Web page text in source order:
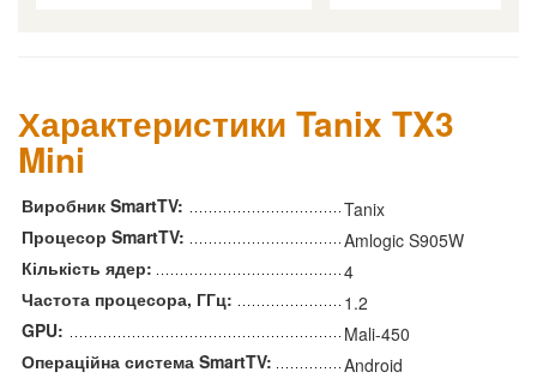
Характеристики Tanix TX3
Mini
Виробник SmartTV:
Tanix
Процесор SmartTV:
Amlogic S905W
Кількість ядер:
4
Частота процесора, ГГц:
1.2
GPU:
Mali-450
Операційна система SmartTV:
Android